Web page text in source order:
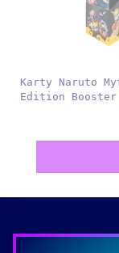
Karty Naruto
Edition Booster